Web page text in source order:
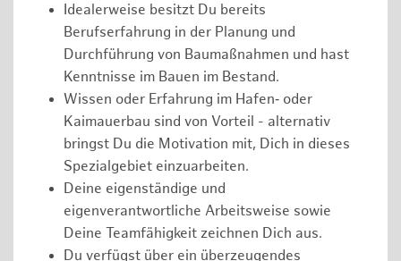
Idealerweise besitzt Du bereits
Berufserfahrung in der Planung und
Durchführung von Baumaßnahmen und hast
Kenntnisse im Bauen im Bestand.
Wissen oder Erfahrung im Hafen‑ oder
Kaimauerbau sind von Vorteil - alternativ
bringst Du die Motivation mit, Dich in dieses
Spezialgebiet einzuarbeiten.
Deine eigenständige und
eigenverantwortliche Arbeitsweise sowie
Deine Teamfähigkeit zeichnen Dich aus.
Du verfügst über ein überzeugendes